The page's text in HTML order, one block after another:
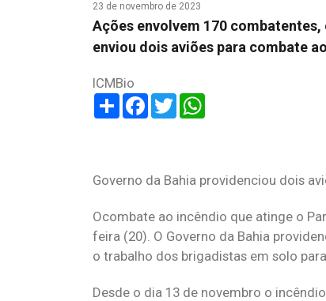
23 de novembro de 2023
Ações envolvem 170
enviou dois aviões para combate
ICMBio
ShareFacebook
Twitter
Governo da Bahia providenciou dois
Ocombate ao incêndio que atinge o
feira (20). O Governo da Bahia
o trabalho dos brigadistas em solo
Desde o dia 13 de novembro o